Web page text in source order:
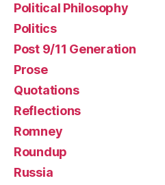
Political Philosophy
Politics
Post 9/11 Generation
Prose
Quotations
Reflections
Romney
Roundup
Russia